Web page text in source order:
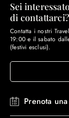
Sei
di contattarci?
Contatta i nostri
19:00 e il sabato
(festivi esclusi).
Prenota